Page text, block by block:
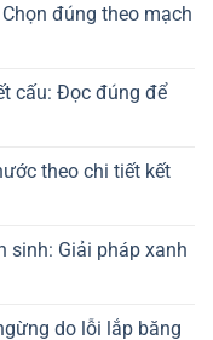
đúng theo mạch
cấu: Đọc đúng để
theo chi tiết kết
sinh: Giải pháp xanh
do lỗi lắp băng